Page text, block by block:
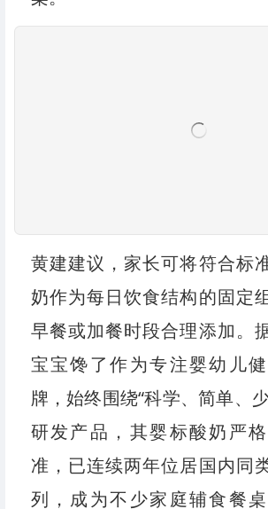
黄建建议，家长可将符合标
奶作为每日饮食结构的固定
早餐或加餐时段合理添加。
宝宝馋了作为专注婴幼儿
牌，始终围绕“科学、简单、
研发产品，其婴标酸奶严
准，已连续两年位居国内同
列，成为不少家庭辅食餐